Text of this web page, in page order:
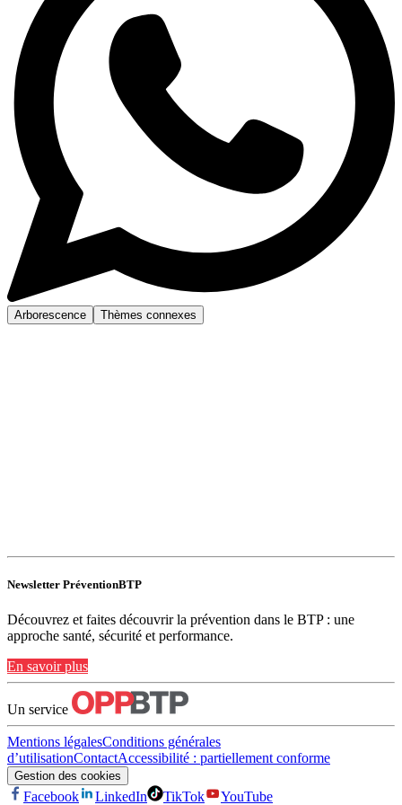
Arborescence Thèmes connexes
Newsletter PréventionBTP
Découvrez et faites découvrir la prévention dans le BTP : une
approche santé, sécurité et performance.
En savoir plus
Un service
Mentions légalesConditions générales
d’utilisationContactAccessibilité : partiellement conforme
Gestion des cookies
Facebook LinkedIn TikTok YouTube